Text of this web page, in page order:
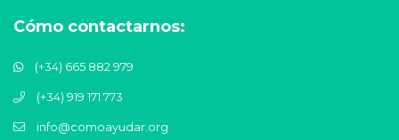
Cómo contactarnos:
(+34) 665 882 979
(+34) 919 171 773
info@comoayudar.org